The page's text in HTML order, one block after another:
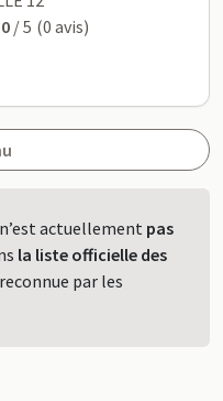
0/ 5 (0 avis)
actuellement pas
la liste officielle des
reconnue par les